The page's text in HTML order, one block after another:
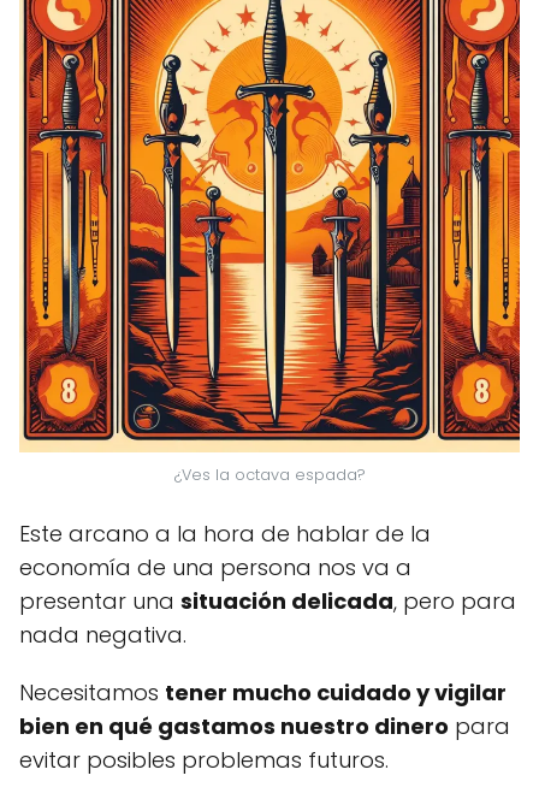
¿Ves la octava espada?
Este arcano a la hora de hablar de la
economía de una persona nos va a
presentar una situación delicada, pero para
nada negativa.
Necesitamos tener mucho cuidado y vigilar
bien en qué gastamos nuestro dinero para
evitar posibles problemas futuros.